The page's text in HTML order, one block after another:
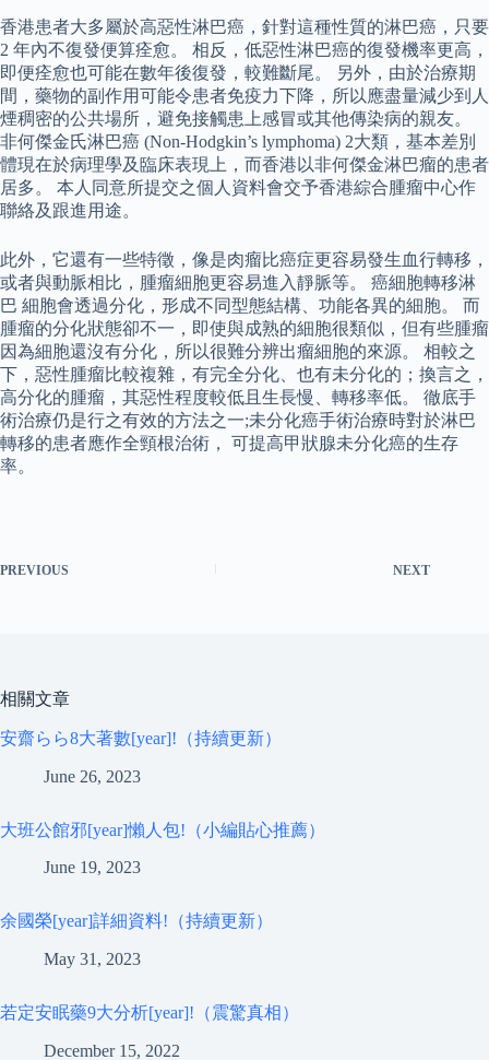
香港患者大多屬於高惡性淋巴癌，針對這種性質的淋巴癌，只要
2 年內不復發便算痊愈。 相反，低惡性淋巴癌的復發機率更高，
即便痊愈也可能在數年後復發，較難斷尾。 另外，由於治療期
間，藥物的副作用可能令患者免疫力下降，所以應盡量減少到人
煙稠密的公共場所，避免接觸患上感冒或其他傳染病的親友。
非何傑金氏淋巴癌 (Non-Hodgkin’s lymphoma) 2大類，基本差別
體現在於病理學及臨床表現上，而香港以非何傑金淋巴瘤的患者
居多。 本人同意所提交之個人資料會交予香港綜合腫瘤中心作
聯絡及跟進用途。
此外，它還有一些特徵，像是肉瘤比癌症更容易發生血行轉移，
或者與動脈相比，腫瘤細胞更容易進入靜脈等。 癌細胞轉移淋
巴 細胞會透過分化，形成不同型態結構、功能各異的細胞。 而
腫瘤的分化狀態卻不一，即使與成熟的細胞很類似，但有些腫瘤
因為細胞還沒有分化，所以很難分辨出瘤細胞的來源。 相較之
下，惡性腫瘤比較複雜，有完全分化、也有未分化的；換言之，
高分化的腫瘤，其惡性程度較低且生長慢、轉移率低。 徹底手
術治療仍是行之有效的方法之一;未分化癌手術治療時對於淋巴
轉移的患者應作全頸根治術， 可提高甲狀腺未分化癌的生存
率。
PREVIOUS NEXT
相關文章
安齋らら8大著數[year]!（持續更新）
June 26, 2023
大班公館邪[year]懶人包!（小編貼心推薦）
June 19, 2023
余國榮[year]詳細資料!（持續更新）
May 31, 2023
若定安眠藥9大分析[year]!（震驚真相）
December 15, 2022